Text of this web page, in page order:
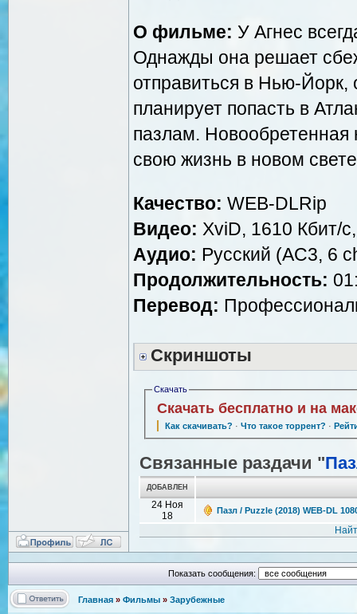
О фильме: У Агнес
Однажды она решает
отправиться в Нью-Йорк,
планирует попасть в
пазлам. Новообретенная
свою жизнь в новом
Качество: WEB-DLRip
Видео: XviD, 1610 Кбит/
Аудио: Русский (AC3, 6
Продолжительность:
Перевод:
Скриншоты
Скачать
Скачать бесплатно и на
Как скачивать? · Что такое торрент? ·
Связанные раздачи "
ДОБАВЛЕН
24 Ноя
18
Пазл / Puzzle (2018) WEB-DL
Показать сообщения:
Главная » Фильмы » Зарубежные